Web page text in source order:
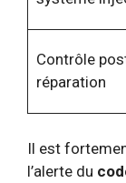
Contrôle
réparation
Il est
l’alerte du